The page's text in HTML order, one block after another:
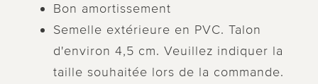
Bon amortissement
Semelle extérieure en PVC. Talon
d'environ 4,5 cm. Veuillez indiquer la
taille souhaitée lors de la commande.